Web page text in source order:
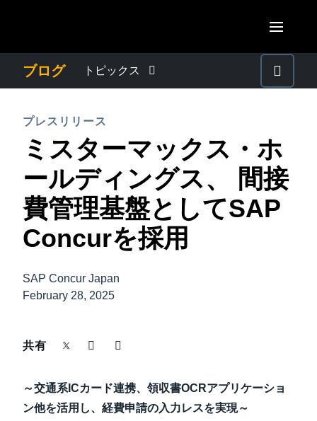
AMERICAS
Canada (Français)
México (Español)
Brasil (Português)
United Kingdom (English)
France (Français)
Deutschland (Deutsch)
Italia (Italiano)
España (Español)
ASIA PACIFIC
Australia (English)
India (English)
日本（日本語)
ブログ トピックス
プレスリリース
電子帳簿保存法・インボイス制度
経理・総務の豆知識
出張・経費管理トレンド
導入事例
プレスリリース
ミスターマックス・ホ
ールディングス、 間接
費管理基盤としてSAP
Concurを採用
SAP Concur Japan
February 28, 2025
共有
～交通系ICカード連携、領収書OCRアプリケーショ
ン他を活用し、 経費申請の入力レスを実現～